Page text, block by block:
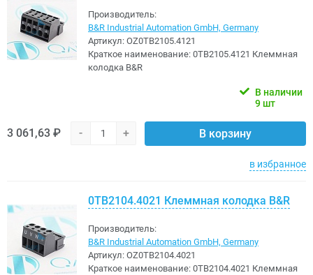
Производитель:
B&R Industrial Automation GmbH, Germany
Артикул: OZ0TB2105.4121
Краткое наименование: 0TB2105.4121 Клеммная
колодка B&R
В наличии
9 шт
3 061,63 ₽ - + В корзину
в избранное
0TB2104.4021 Клеммная колодка B&R
Производитель:
B&R Industrial Automation GmbH, Germany
Артикул: OZ0TB2104.4021
Краткое наименование: 0TB2104.4021 Клеммная